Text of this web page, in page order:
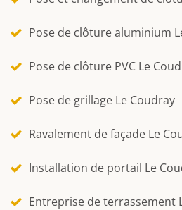
Pose de clôture aluminium
Pose de clôture PVC Le
Pose de grillage Le Coudray
Ravalement de façade Le
Installation de portail Le
Entreprise de terrassement